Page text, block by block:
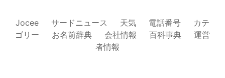
Jocee サードニュース 天気 電話番号
カテ
ゴリー
お名前辞典 会社情報 百科事典
運営
者情報